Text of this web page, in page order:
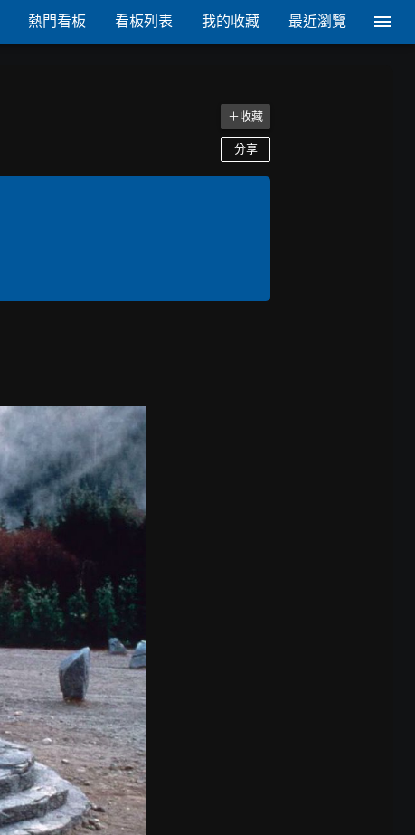
熱門看板 看板列表 我的收藏 最近瀏覽
＋收藏
分享